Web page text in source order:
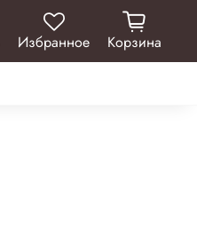
Избранное
Корзина